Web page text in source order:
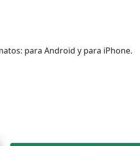
para Android y para iPhone.